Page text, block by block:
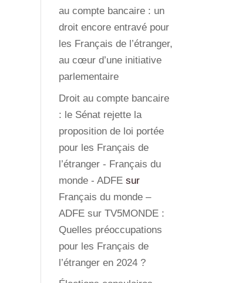
au compte bancaire : un
droit encore entravé pour
les Français de l’étranger,
au cœur d’une initiative
parlementaire
Droit au compte bancaire
: le Sénat rejette la
proposition de loi portée
pour les Français de
l’étranger - Français du
monde - ADFE sur
Français du monde –
ADFE sur TV5MONDE :
Quelles préoccupations
pour les Français de
l’étranger en 2024 ?